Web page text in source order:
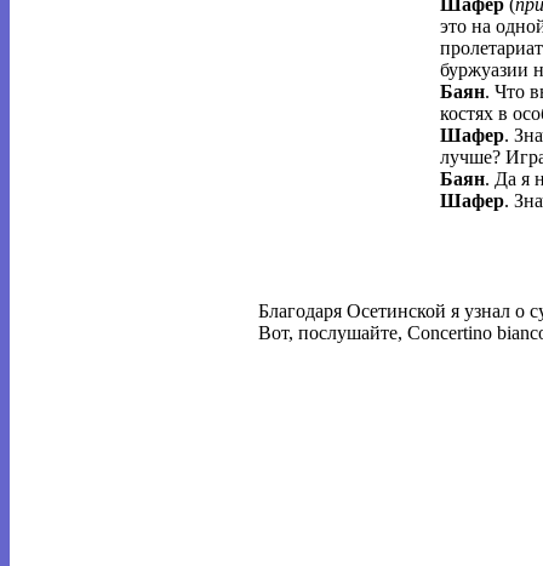
это на
буржуазии
Баян. Что
костях в
Шафер.
лучше?
Баян. Да я
Шафер.
Благодаря Осетинской я узнал о
Вот, послушайте, Concertino